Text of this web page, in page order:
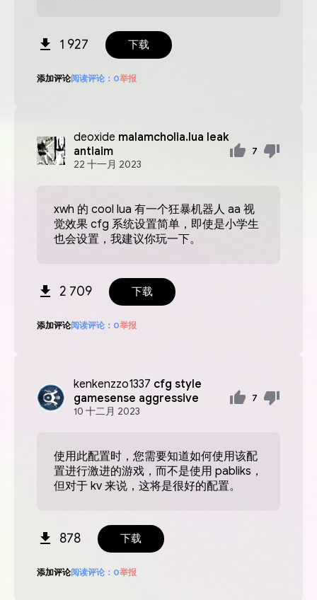
1 927 下载
添加评论阅读评论： 0举报
deoxide malamcholia.lua leak
antiaim
22 十一月 2023
7
xwh 的 cool lua 有一个狂暴机器人 aa 视
觉效果 cfg 系统设置简单，即使是小学生
也会设置，我建议你玩一下。
2 709 下载
添加评论阅读评论： 0举报
kenkenzzo1337 cfg style
gamesense aggressive
10 十二月 2023
7
使用此配置时，您需要知道如何使用该配
置进行激进的游戏，而不是使用 pabliks，
但对于 kv 来说，这将是很好的配置。
878 下载
添加评论阅读评论： 0举报